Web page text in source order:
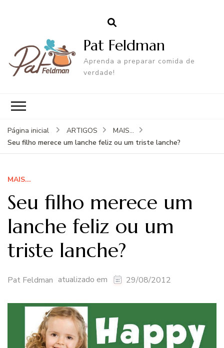
Pat Feldman
Aprenda a preparar comida de
verdade!
Página inicial ARTIGOS
MAIS...
Seu filho merece um lanche feliz ou um triste lanche?
MAIS...
Seu filho merece um
lanche feliz ou um
triste lanche?
Pat Feldman atualizado em 29/08/2012